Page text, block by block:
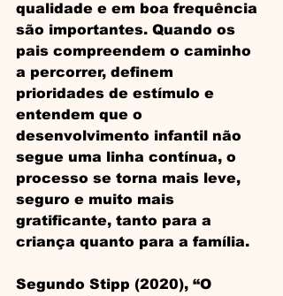
qualidade e em boa frequência
são importantes. Quando os
pais compreendem o caminho
a percorrer, definem
prioridades de estímulo e
entendem que o
desenvolvimento infantil não
segue uma linha contínua, o
processo se torna mais leve,
seguro e muito mais
gratificante, tanto para a
criança quanto para a família.
Segundo Stipp (2020), “O